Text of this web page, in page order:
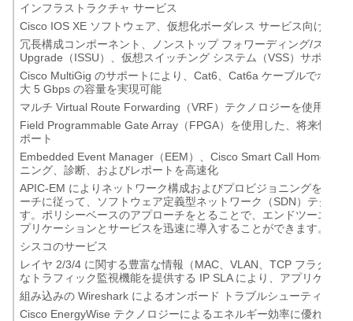
インフラストラクチャ サービス
Cisco IOS XE ソフトウェア、仮想化ボーダレス サービス向けの
冗長構成コンポーネント、ノンストップ フォワーディング/ステ
Upgrade（ISSU）、仮想スイッチング システム（VSS）サポート
Cisco MultiGig のサポートにより、Cat6、Cat6a ケーブルでポー
大 5 Gbps の容量を実現可能
マルチ Virtual Route Forwarding（VRF）テクノロジーを使用し
Field Programmable Gate Array（FPGA）を使用した、将来性が
ポート
Embedded Event Manager（EEM）、Cisco Smart Call Home、
ニング、診断、およびレポートを高速化
APIC-EM によりネットワーク構成およびプロビジョニングをシ
ーチに従って、ソフトウェア定義型ネットワーク（SDN）テクノ
す。ポリシーベースのアプローチをとることで、エンドツーエン
プリケーションとサービスを迅速に導入することができます。
シスコのサービス
レイヤ 2/3/4 に関する豊富な情報（MAC、VLAN、TCP フラグ）
なトラフィック監視機能を提供する IP SLA により、アプリケーシ
組み込みの Wireshark によるオンボード トラブルシューティング
Cisco EnergyWise テクノロジーによるエネルギー効率に優れた設